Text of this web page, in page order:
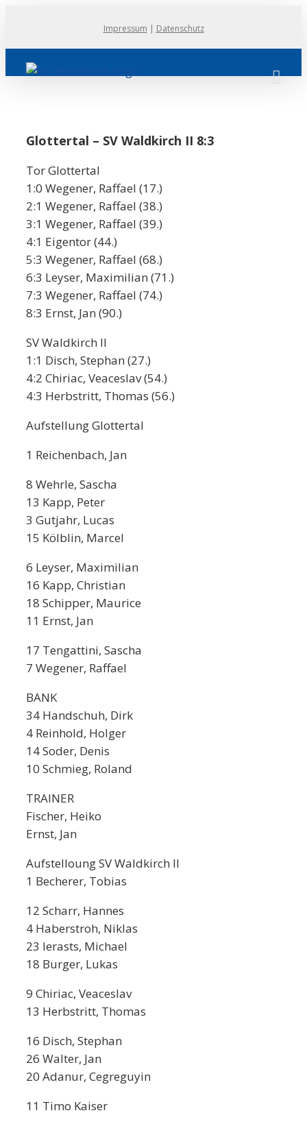
springen
Impressum | Datenschutz
Glottertal – SV Waldkirch II 8:3
Tor Glottertal
1:0 Wegener, Raffael (17.)
2:1 Wegener, Raffael (38.)
3:1 Wegener, Raffael (39.)
4:1 Eigentor (44.)
5:3 Wegener, Raffael (68.)
6:3 Leyser, Maximilian (71.)
7:3 Wegener, Raffael (74.)
8:3 Ernst, Jan (90.)
SV Waldkirch II
1:1 Disch, Stephan (27.)
4:2 Chiriac, Veaceslav (54.)
4:3 Herbstritt, Thomas (56.)
Aufstellung Glottertal
1 Reichenbach, Jan
8 Wehrle, Sascha
13 Kapp, Peter
3 Gutjahr, Lucas
15 Kölblin, Marcel
6 Leyser, Maximilian
16 Kapp, Christian
18 Schipper, Maurice
11 Ernst, Jan
17 Tengattini, Sascha
7 Wegener, Raffael
BANK
34 Handschuh, Dirk
4 Reinhold, Holger
14 Soder, Denis
10 Schmieg, Roland
TRAINER
Fischer, Heiko
Ernst, Jan
Aufstelloung SV Waldkirch II
1 Becherer, Tobias
12 Scharr, Hannes
4 Haberstroh, Niklas
23 Ierasts, Michael
18 Burger, Lukas
9 Chiriac, Veaceslav
13 Herbstritt, Thomas
16 Disch, Stephan
26 Walter, Jan
20 Adanur, Cegreguyin
11 Timo Kaiser